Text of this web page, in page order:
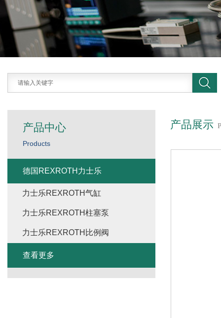
产品展示
产品中心
Products
德国REXROTH力士乐
力士乐REXROTH气缸
力士乐REXROTH柱塞泵
力士乐REXROTH比例阀
查看更多